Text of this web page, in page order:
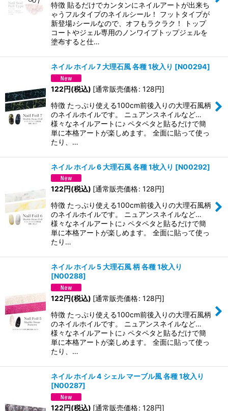
特徴 貼るだけでカンタンにネイルアートが出来ち
ゃうフルタイプのネイルシール！ フットタイプが
新登場♪シールなので、オフもラクラク！ トップ
コートやジェル専用のノンワイプトップジェルを
塗布すると仕…
ネイル ホイル 7 大理石風 各種 1枚入り [N00294]
122円(税込) [通常販売価格: 128円]
特徴 たっぷり使える100cm前後入りの大理石風柄
のネイルホイルです。 ニュアンスネイルなど…
様々なネイルアートに♪ ペタペタと貼るだけで簡
単に本格アートが楽しめます。 全面に貼って使っ
たり、…
ネイル ホイル 6 大理石風 各種 1枚入り [N00292]
122円(税込) [通常販売価格: 128円]
特徴 たっぷり使える100cm前後入りの大理石風柄
のネイルホイルです。 ニュアンスネイルなど…
様々なネイルアートに♪ ペタペタと貼るだけで簡
単に本格アートが楽しめます。 全面に貼って使っ
たり…
ネイル ホイル 5 大理石風 柄 各種 1枚入り
[N00288]
122円(税込) [通常販売価格: 128円]
特徴 たっぷり使える100cm前後入りの大理石風柄
のネイルホイルです。 ニュアンスネイルなど…
様々なネイルアートに♪ ペタペタと貼るだけで簡
単に本格アートが楽しめます。 全面に貼って使っ
たり、…
ネイル ホイル 4 シェル マーブル風 各種 1枚入り
[N00287]
122円(税込) [通常販売価格: 128円]